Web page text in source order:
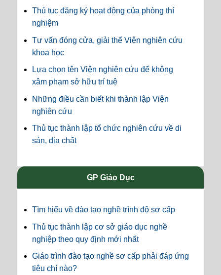
Thủ tục đăng ký hoạt động của phòng thí
nghiệm
Tư vấn đóng cửa, giải thể Viện nghiên cứu
khoa học
Lựa chọn tên Viện nghiên cứu để không
xâm phạm sở hữu trí tuệ
Những điều cần biết khi thành lập Viện
nghiên cứu
Thủ tục thành lập tổ chức nghiên cứu về di
sản, địa chất
GP Giáo Dục
Tìm hiểu về đào tạo nghề trình độ sơ cấp
Thủ tục thành lập cơ sở giáo dục nghề
nghiệp theo quy định mới nhất
Giáo trình đào tạo nghề sơ cấp phải đáp ứng
tiêu chí nào?